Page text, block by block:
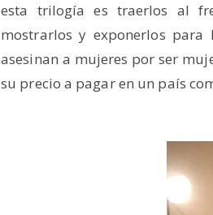
esta trilogía es traerlos al
mostrarlos y exponerlos para
asesinan a mujeres por ser
su precio a pagar en un país